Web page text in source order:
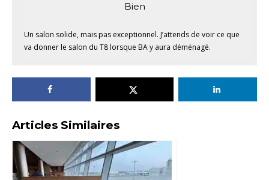
Bien
Un salon solide, mais pas exceptionnel. J’attends de voir ce que
va donner le salon du T8 lorsque BA y aura déménagé.
Articles Similaires